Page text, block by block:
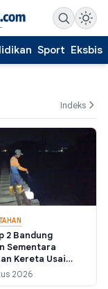
Sport Eksbis
Indeks
2 Bandung
Sementara
Kereta Usai
5,3
2026